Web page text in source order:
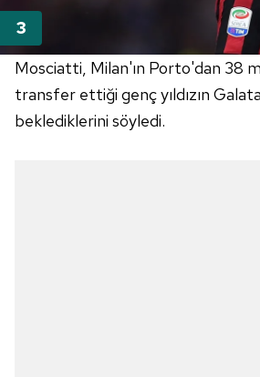
Mosciatti, Milan'ın Porto'dan 38
transfer ettiği genç yıldızın
beklediklerini söyledi.